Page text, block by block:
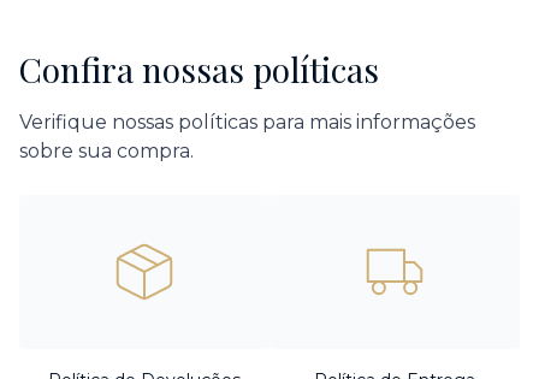
Confira nossas políticas
Verifique nossas políticas para mais informações
sobre sua compra.